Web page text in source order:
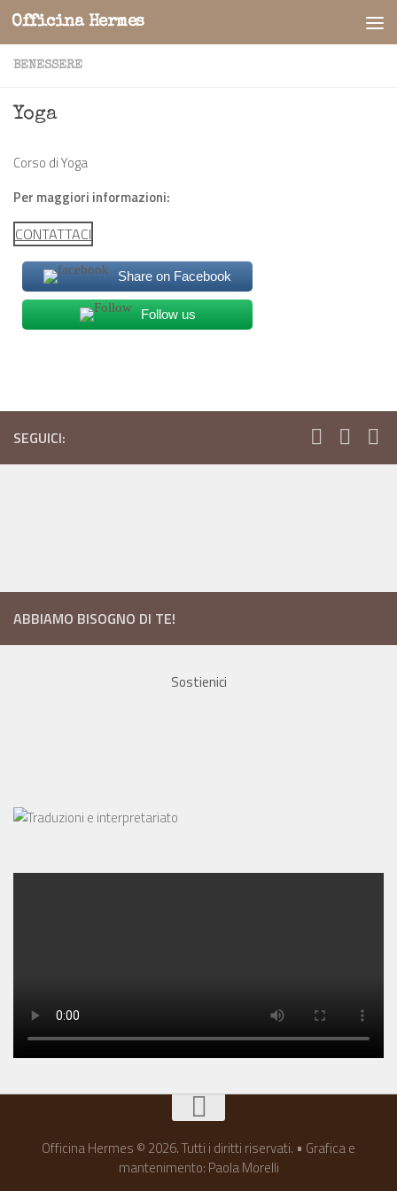
Salta al contenuto
Officina Hermes
BENESSERE
Yoga
Corso di Yoga
Per maggiori informazioni:
CONTATTACI
Share on Facebook
Follow us
SEGUICI:
ABBIAMO BISOGNO DI TE!
Sostienici
Officina Hermes © 2026. Tutti i diritti riservati. • Grafica e
mantenimento: Paola Morelli